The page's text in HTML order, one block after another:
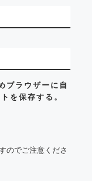
ブラウザーに自
を保存する。
のでご注意くださ